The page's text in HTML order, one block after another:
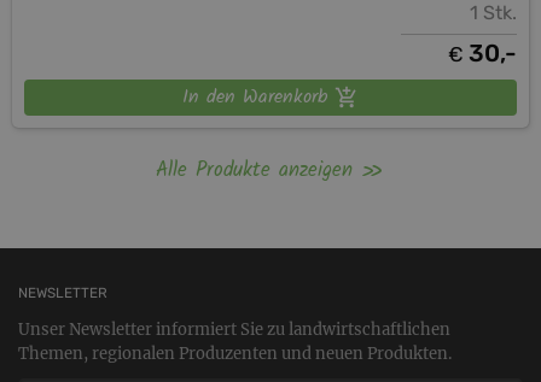
1 Stk.
€ 30,-
In den Warenkorb
Alle Produkte anzeigen
NEWSLETTER
Unser Newsletter informiert Sie zu landwirtschaftlichen
Themen, regionalen Produzenten und neuen Produkten.